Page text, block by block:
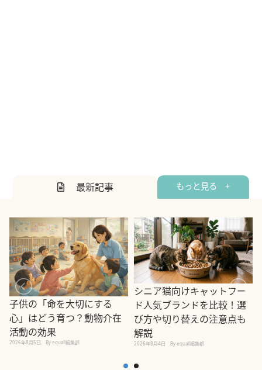
最新記事 もっと見る +
子供の「命を大切にする
心」はどう育つ？動物介在
活動の効果
2026年8月5日 By equall編集部
シニア猫向けキャットフー
ド人気ブランドを比較！選
び方や切り替えの注意点も
解説
2026年8月4日 By equall編集部